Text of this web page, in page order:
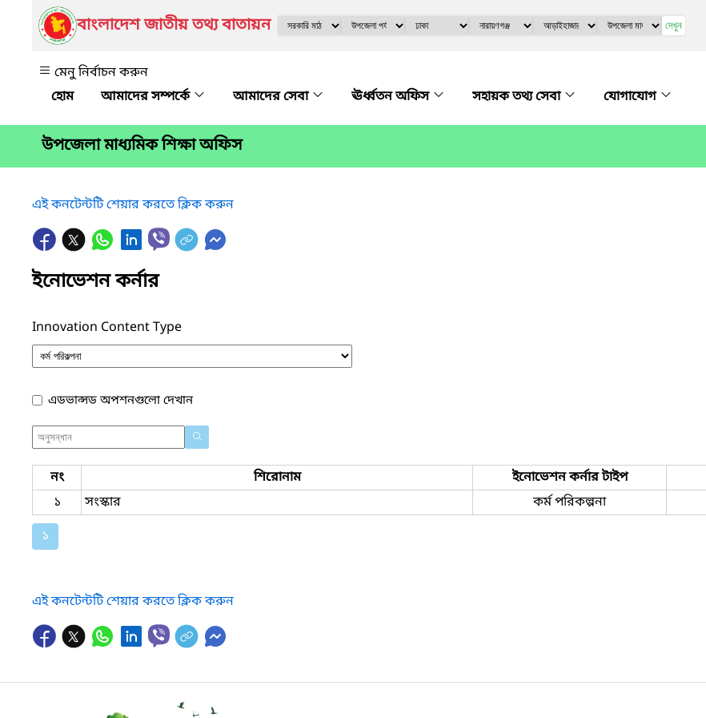
বাংলাদেশ জাতীয় তথ্য বাতায়ন দেখুন
মেনু নির্বাচন করুন
আমাদের সম্পর্কে
আমাদের সেবা ঊর্ধ্বতন অফিস সহায়ক তথ্য সেবা যোগাযোগ
উপজেলা মাধ্যমিক শিক্ষা অফিস
এই কনটেন্টটি শেয়ার করতে ক্লিক করুন
ইনোভেশন কর্নার
Innovation Content Type
এডভান্সড অপশনগুলো দেখান
নং শিরোনাম ইনোভেশন কর্নার টাইপ
১
সংস্কার কর্ম পরিকল্পনা
১
এই কনটেন্টটি শেয়ার করতে ক্লিক করুন